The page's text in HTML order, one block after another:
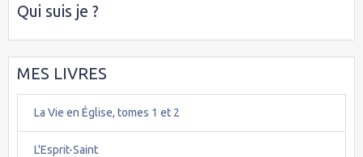
Qui suis je ?
MES LIVRES
La Vie en Église, tomes 1 et 2
L'Esprit-Saint